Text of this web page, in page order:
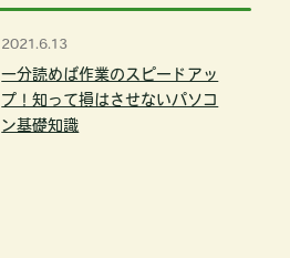
2021.6.13
一分読めば作業のスピードアッ
プ！知って損はさせないパソコ
ン基礎知識